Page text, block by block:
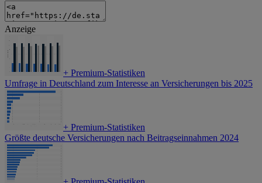
Anzeige
+ Premium-Statistiken
Umfrage in Deutschland zum Interesse an Versicherungen bis 2025
+ Premium-Statistiken
Größte deutsche Versicherungen nach Beitragseinnahmen 2024